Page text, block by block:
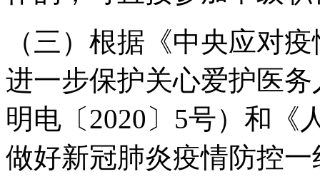
（三）根据《中央应对
进一步保护关心爱护医
明电〔2020〕5号）和《
做好新冠肺炎疫情防控